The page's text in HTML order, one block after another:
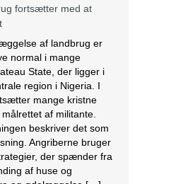
fortsætter med at
af landbrug er
normal i mange
State, der ligger i
region i Nigeria. I
mange kristne
af militante.
beskriver det som
Angriberne bruger
der spænder fra
af huse og